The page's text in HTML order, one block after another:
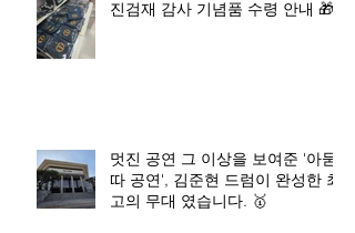
진검재 감사 기념품 수령 안내 🎁
멋진 공연 그 이상을 보여준 '아묻
따 공연', 김준현 드럼이 완성한 최
고의 무대 였습니다. 🥇